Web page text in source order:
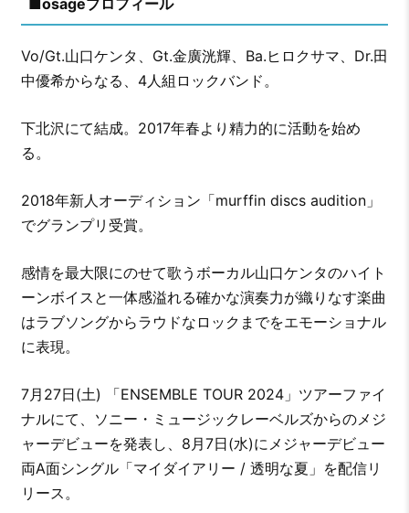
■osageプロフィール
Vo/Gt.山口ケンタ、Gt.金廣洸輝、Ba.ヒロクサマ、Dr.田
中優希からなる、4人組ロックバンド。
下北沢にて結成。2017年春より精力的に活動を始め
る。
2018年新人オーディション「murffin discs audition」
でグランプリ受賞。
感情を最大限にのせて歌うボーカル山口ケンタのハイト
ーンボイスと一体感溢れる確かな演奏力が織りなす楽曲
はラブソングからラウドなロックまでをエモーショナル
に表現。
7月27日(土) 「ENSEMBLE TOUR 2024」ツアーファイ
ナルにて、ソニー・ミュージックレーベルズからのメジ
ャーデビューを発表し、8月7日(水)にメジャーデビュー
両A面シングル「マイダイアリー / 透明な夏」を配信リ
リース。